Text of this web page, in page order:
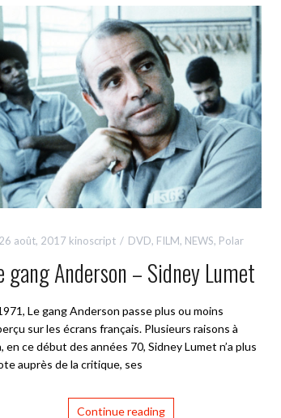
26 août, 2017 kinoscript DVD, FILM, NEWS, Polar
gang Anderson – Sidney Lumet
Le gang Anderson passe plus ou moins
sur les écrans français. Plusieurs raisons à
en ce début des années 70, Sidney Lumet n’a plus
auprès de la critique, ses
Continue reading